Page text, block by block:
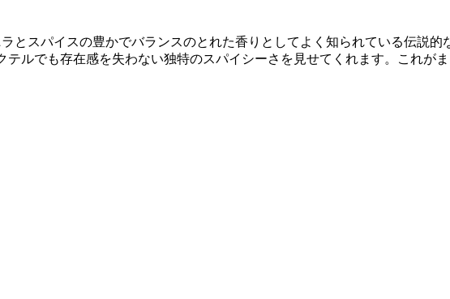
とスパイスの豊かでバランスのとれた香りとしてよく知られている伝説的
ルでも存在感を失わない独特のスパイシーさを見せてくれます。これが